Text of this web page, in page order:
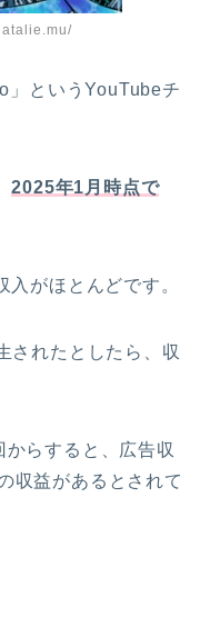
」というYouTubeチ
2025年1月時点で
がほとんどです。
されたとしたら、収
らすると、広告収
収益があるとされて